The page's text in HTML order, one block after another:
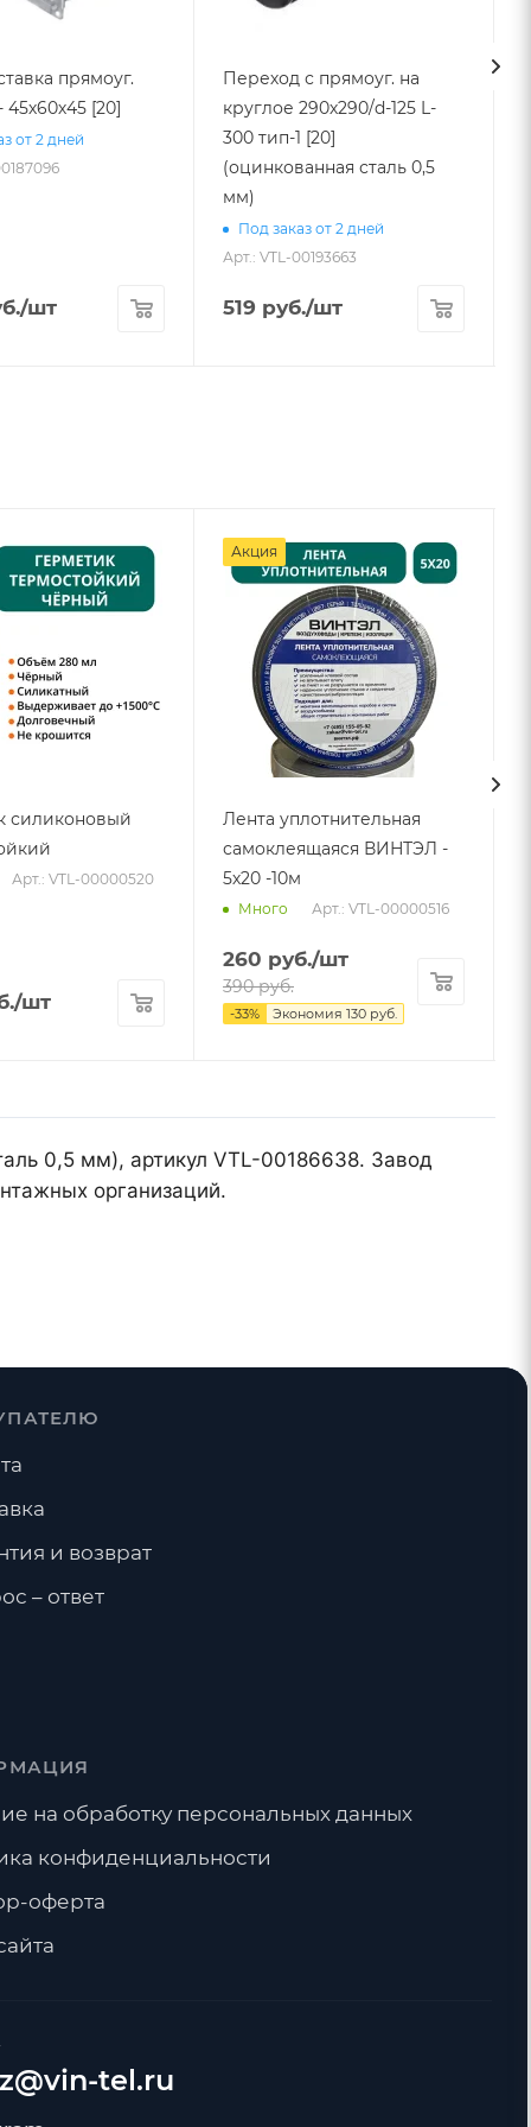
прямоуг.
45х60х45 [20]
от 2 дней
/шт
Переход с прямоуг. на
круглое 290х290/d-125 L-
300 тип-1 [20]
(оцинкованная сталь 0,5
мм)
Под заказ от 2 дней
Арт.: VTL-00193663
519 руб./шт
силиконовый
Арт.: VTL-00000520
/шт
Акция
Лента уплотнительная
самоклеящаяся ВИНТЭЛ -
5х20 -10м
Много Арт.: VTL-00000516
260 руб./шт
390руб.
-33% Экономия 130 руб.
0,5 мм), артикул VTL-00186638. Завод
организаций.
tel.ru
и возврат
– ответ
на обработку персональных данных
конфиденциальности
оферта